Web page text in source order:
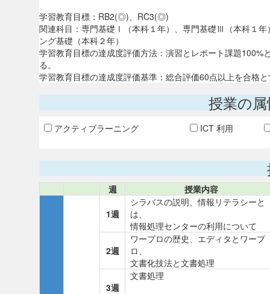
学習教育目標：RB2(◎)、RC3(◎)
関連科目：専門基礎Ⅰ（本科１年）、専門基礎Ⅲ（本科１
ング基礎（本科２年）
学習教育目標の達成度評価方法：演習とレポート課題
る。
学習教育目標の達成度評価基準：総合評価60点以上を合格
授業の
アクティブラーニング ICT 利用
週 授業内容
1週
シラバスの説明、情報リテラシーと
は、
情報処理センターの利用について
2週
ワープロの歴史、エディタとワープ
ロ、
文書化技法と文書処理
3週
文書処理